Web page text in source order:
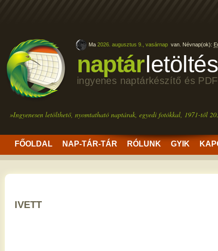
naptárletöltés
ingyenes naptárkészítő és
»Ingyenesen letölthető, nyomtatható naptárak, egyedi fotókkal, 1971-től
FŐOLDAL NAP-TÁR-TÁR RÓLUNK GYIK
Ma 2026. augusztus 9., vasárnap van. Névnap(ok):
IVETT